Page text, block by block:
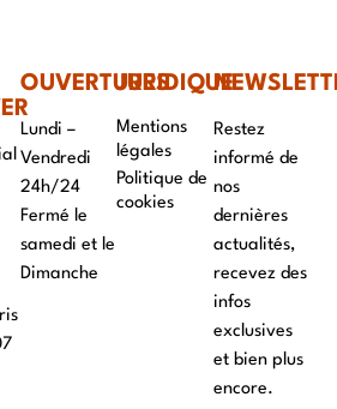
OUVERTURES
Lundi –
Vendredi
24h/24
Fermé le
samedi et le
Dimanche
JURIDIQUE
Mentions
légales
Politique de
cookies
Restez
informé de
nos
dernières
actualités,
recevez des
infos
exclusives
et bien plus
encore.